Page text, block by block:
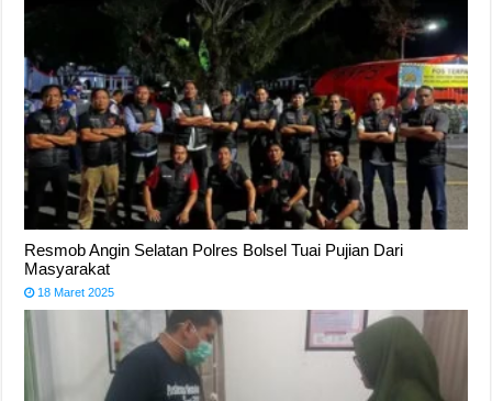
Resmob Angin Selatan Polres Bolsel Tuai Pujian Dari
Masyarakat
18 Maret 2025